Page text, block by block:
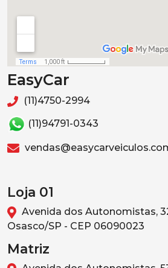
EasyCar
(11)4750-2994
(11)94791-0343
Loja 01
Avenida dos Autonomistas,
Osasco/SP - CEP 06090023
Matriz